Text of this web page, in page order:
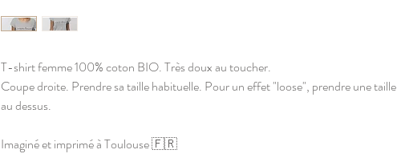
T-shirt femme 100% coton BIO. Très doux au toucher.
Coupe droite. Prendre sa taille habituelle. Pour un effet "loose", prendre une taille
au dessus.
Imaginé et imprimé à Toulouse 🇫🇷